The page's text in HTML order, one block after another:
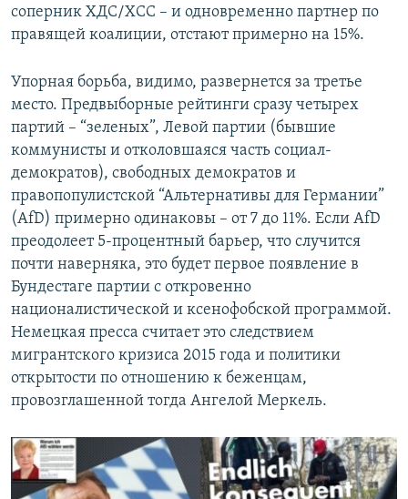
соперник ХДС/ХСС – и одновременно партнер по
правящей коалиции, отстают примерно на 15%.
Упорная борьба, видимо, развернется за третье
место. Предвыборные рейтинги сразу четырех
партий – “зеленых”, Левой партии (бывшие
коммунисты и отколовшаяся часть социал-
демократов), свободных демократов и
правопопулистской “Альтернативы для Германии”
(AfD) примерно одинаковы – от 7 до 11%. Если AfD
преодолеет 5-процентный барьер, что случится
почти наверняка, это будет первое появление в
Бундестаге партии с откровенно
националистической и ксенофобской программой.
Немецкая пресса считает это следствием
мигрантского кризиса 2015 года и политики
открытости по отношению к беженцам,
провозглашенной тогда Ангелой Меркель.